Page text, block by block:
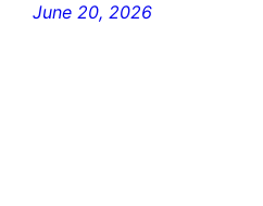
June 20, 2026